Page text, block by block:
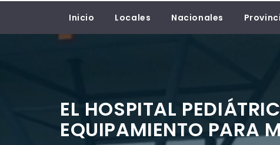
Inicio Locales Nacionales
EL HOSPITAL
EQUIPAMIENTO PARA